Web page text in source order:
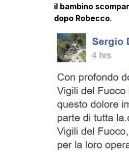
il bambino
dopo Robecco.